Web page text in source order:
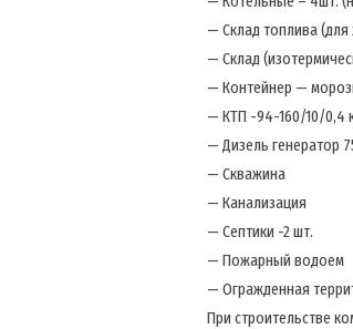
— Склад топлива
— Склад
— Контейнер —
— КТП -94-160/10/0,4
— Дизель генератор
— Скважина
— Канализация
— Септики -2 шт.
— Пожарный водоем
— Огражденная
При строительстве